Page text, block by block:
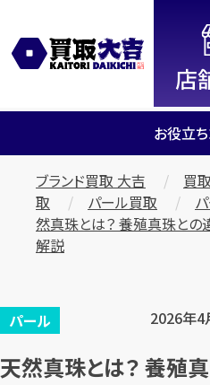
全国2000店舗以上展開中！
吉」
お役立
ブランド買取 大吉 買
取
パール買取
然真珠とは？ 養殖真珠との
解説
パール 2026年4
天然真珠とは？ 養殖